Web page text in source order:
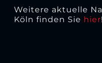
Weitere aktuelle
Köln finden Sie hier!